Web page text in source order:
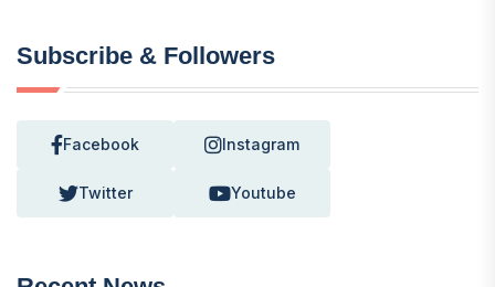
Subscribe & Followers
Facebook Instagram
Twitter Youtube